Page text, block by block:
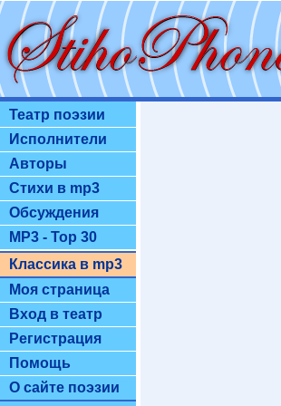
Театр поэзии
Исполнители
Авторы
Стихи в mp3
Обсуждения
MP3 - Top 30
Классика в mp3
Моя страница
Вход в театр
Регистрация
Помощь
О сайте поэзии